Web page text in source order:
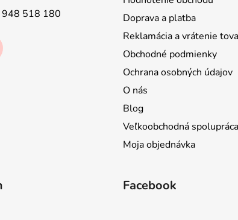
518 180
Doprava a platba
Reklamácia a vrátenie
Obchodné podmienky
Ochrana osobných údajov
O nás
Blog
Veľkoobchodná spolupráca
Moja objednávka
Facebook